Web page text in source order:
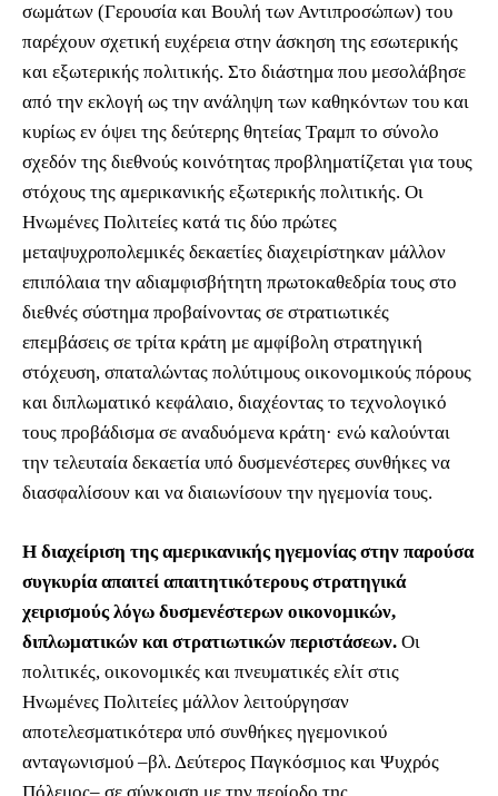
σωμάτων (Γερουσία και Βουλή των Αντιπροσώπων) του
παρέχουν σχετική ευχέρεια στην άσκηση της εσωτερικής
και εξωτερικής πολιτικής. Στο διάστημα που μεσολάβησε
από την εκλογή ως την ανάληψη των καθηκόντων του και
κυρίως εν όψει της δεύτερης θητείας Τραμπ το σύνολο
σχεδόν της διεθνούς κοινότητας προβληματίζεται για τους
στόχους της αμερικανικής εξωτερικής πολιτικής. Οι
Ηνωμένες Πολιτείες κατά τις δύο πρώτες
μεταψυχροπολεμικές δεκαετίες διαχειρίστηκαν μάλλον
επιπόλαια την αδιαμφισβήτητη πρωτοκαθεδρία τους στο
διεθνές σύστημα προβαίνοντας σε στρατιωτικές
επεμβάσεις σε τρίτα κράτη με αμφίβολη στρατηγική
στόχευση, σπαταλώντας πολύτιμους οικονομικούς πόρους
και διπλωματικό κεφάλαιο, διαχέοντας το τεχνολογικό
τους προβάδισμα σε αναδυόμενα κράτη· ενώ καλούνται
την τελευταία δεκαετία υπό δυσμενέστερες συνθήκες να
διασφαλίσουν και να διαιωνίσουν την ηγεμονία τους.
Η διαχείριση της αμερικανικής ηγεμονίας στην παρούσα
συγκυρία απαιτεί απαιτητικότερους στρατηγικά
χειρισμούς λόγω δυσμενέστερων οικονομικών,
διπλωματικών και στρατιωτικών περιστάσεων. Οι
πολιτικές, οικονομικές και πνευματικές ελίτ στις
Ηνωμένες Πολιτείες μάλλον λειτούργησαν
αποτελεσματικότερα υπό συνθήκες ηγεμονικού
ανταγωνισμού ‒βλ. Δεύτερος Παγκόσμιος και Ψυχρός